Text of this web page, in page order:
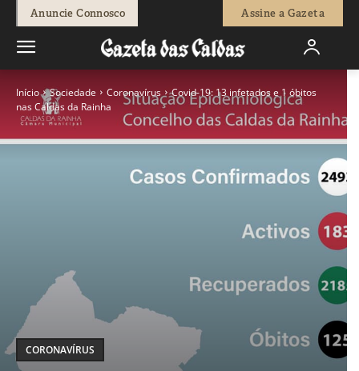
Anuncie Connosco Assine a Gazeta
Início Sociedade Coronavírus
Covid-19: 13 infetados e 1 óbitos
nas Caldas da Rainha
CORONAVÍRUS